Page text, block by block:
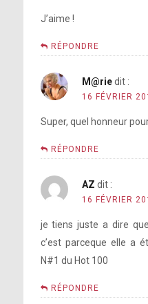
J’aime !
RÉPONDRE
M@rie dit :
16 FÉVRIER
Super, quel honneur
RÉPONDRE
AZ dit :
16 FÉVRIER
je tiens juste a dire
c’est parceque elle a
N#1 du Hot 100
RÉPONDRE